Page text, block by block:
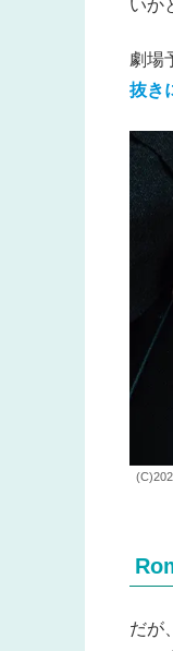
いか
劇場
抜き
だが